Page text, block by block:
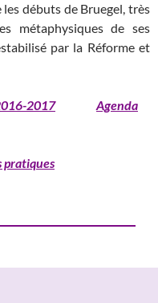
débuts de Bruegel, très
métaphysiques de ses
par la Réforme et
2017 Agenda
pratiques